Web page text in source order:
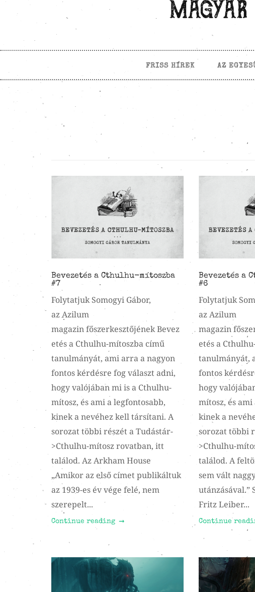
FRISS HÍREK AZ
Bevezetés a Cthulhu-mítoszba
#7
Folytatjuk Somogyi Gábor,
az Azilum
magazin főszerkesztőjének Bevez
etés a Cthulhu-mítoszba című
tanulmányát, ami arra a nagyon
fontos kérdésre fog választ adni,
hogy valójában mi is a Cthulhu-
mítosz, és ami a legfontosabb,
kinek a nevéhez kell társítani. A
sorozat többi részét a Tudástár-
>Cthulhu-mítosz rovatban, itt
találod. Az Arkham House
„Amikor az első címet publikáltuk
az 1939-es év vége felé, nem
szerepelt...
Continue reading
Bevezetés a
#6
Folytatjuk
az Azilum
magazin
etés a
tanulmányát,
fontos
hogy
mítosz, és
kinek a
sorozat többi
>Cthulhu-
találod. A
sem vált
utánzásával.”
Fritz Leiber...
Continue